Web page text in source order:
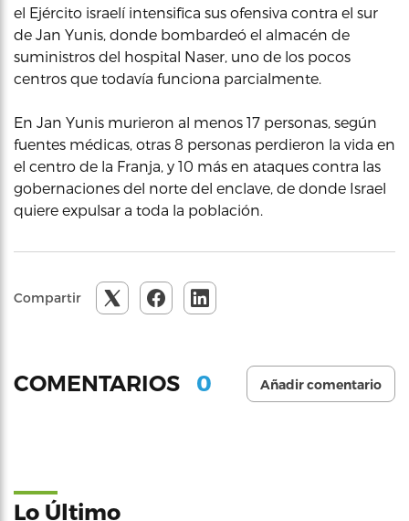
el Ejército israelí intensifica sus ofensiva contra el sur
de Jan Yunis, donde bombardeó el almacén de
suministros del hospital Naser, uno de los pocos
centros que todavía funciona parcialmente.
En Jan Yunis murieron al menos 17 personas, según
fuentes médicas, otras 8 personas perdieron la vida en
el centro de la Franja, y 10 más en ataques contra las
gobernaciones del norte del enclave, de donde Israel
quiere expulsar a toda la población.
Compartir
COMENTARIOS 0 Añadir comentario
Lo Último